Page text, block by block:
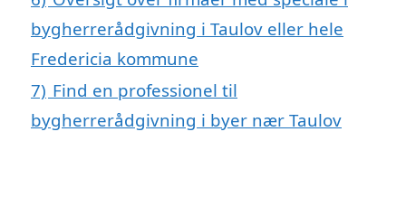
bygherrerådgivning i Taulov eller hele
Fredericia kommune
7) Find en professionel til
bygherrerådgivning i byer nær Taulov